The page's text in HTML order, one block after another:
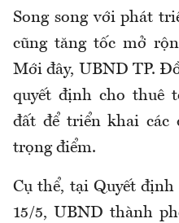
Song song với phát
cũng tăng tốc mở
Mới đây, UBND TP.
quyết định cho thuê
đất để triển khai các
trọng điểm.
Cụ thể, tại Quyết
15/5, UBND thành